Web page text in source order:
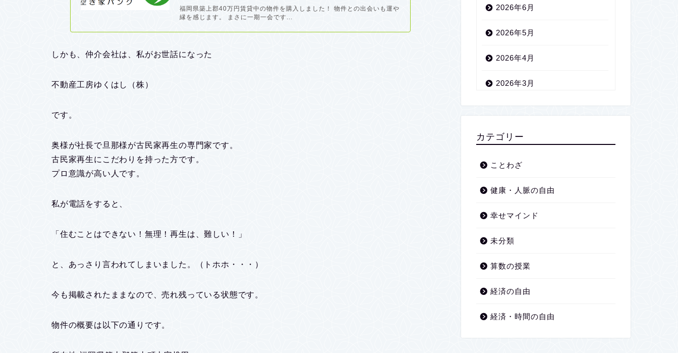
福岡県築上郡40万円賃貸中の物件を購入しました！ 物件との出会いも運や
縁を感じます。 まさに一期一会です...
しかも、仲介会社は、私がお世話になった
不動産工房ゆくはし（株）
です。
奥様が社長で旦那様が古民家再生の専門家です。
古民家再生にこだわりを持った方です。
プロ意識が高い人です。
私が電話をすると、
「住むことはできない！無理！再生は、難しい！」
と、あっさり言われてしまいました。（トホホ・・・）
今も掲載されたままなので、売れ残っている状態です。
物件の概要は以下の通りです。
2026年6月
2026年5月
2026年4月
2026年3月
2026年2月
2026年1月
カテゴリー
ことわざ
健康・人脈の自由
幸せマインド
未分類
算数の授業
経済の自由
経済・時間の自由